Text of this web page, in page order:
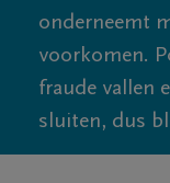
onderneemt
voorkomen.
fraude vallen
sluiten, dus